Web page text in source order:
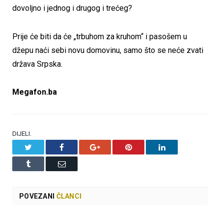
dovoljno i jednog i drugog i trećeg?
Prije će biti da će „trbuhom za kruhom“ i pasošem u
džepu naći sebi novu domovinu, samo što se neće zvati
država Srpska.
Megafon.ba
DIJELI.
Facebook Google+ Pinterest LinkedIn
Tumblr Email
POVEZANI ČLANCI